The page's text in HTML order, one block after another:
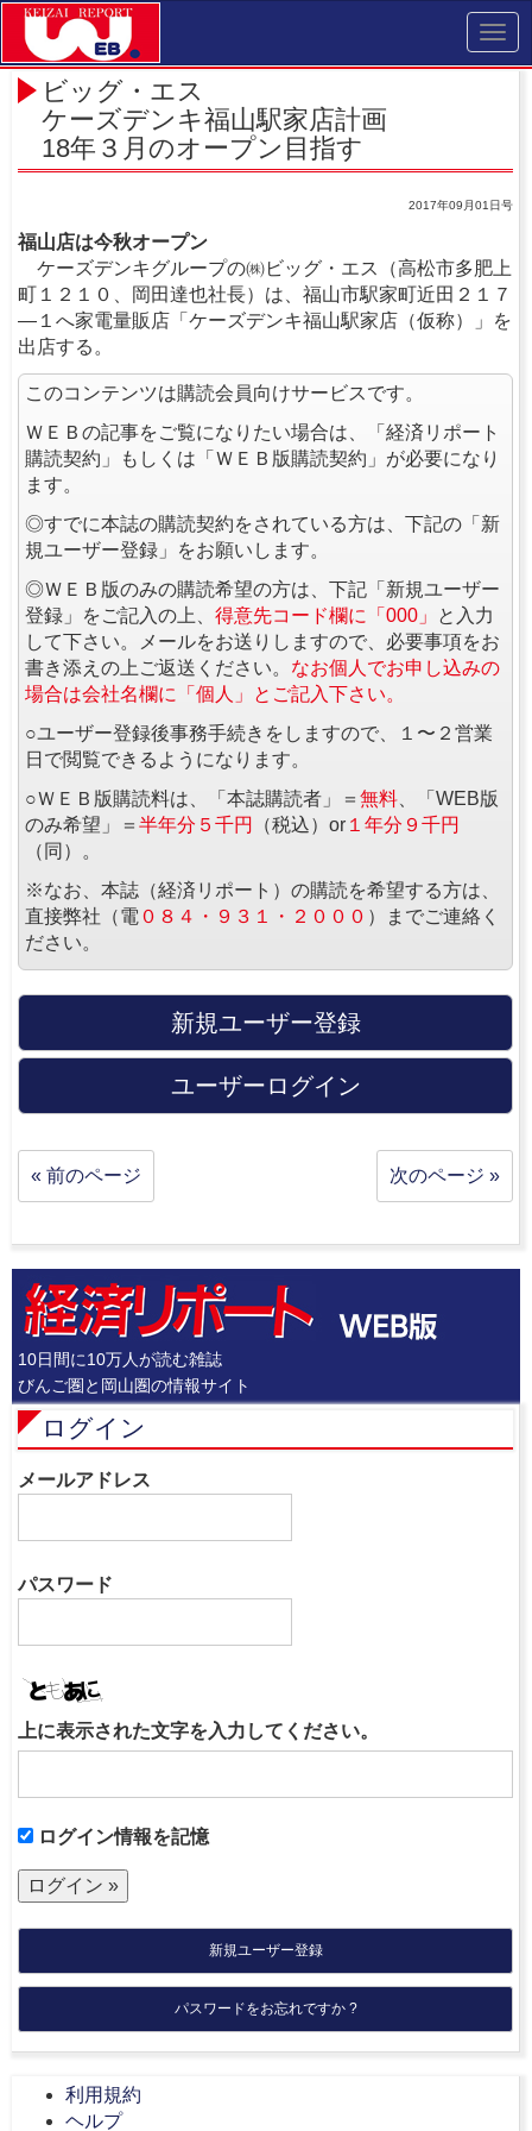
ビッグ・エス
ケーズデンキ福山駅家店計画
18年３月のオープン目指す
2017年09月01日号
福山店は今秋オープン
ケーズデンキグループの㈱ビッグ・エス（高松市多肥上
町１２１０、岡田達也社長）は、福山市駅家町近田２１７
―１へ家電量販店「ケーズデンキ福山駅家店（仮称）」を
出店する。
このコンテンツは購読会員向けサービスです。
ＷＥＢの記事をご覧になりたい場合は、「経済リポート
購読契約」もしくは「ＷＥＢ版購読契約」が必要になり
ます。
◎すでに本誌の購読契約をされている方は、下記の「新
規ユーザー登録」をお願いします。
◎ＷＥＢ版のみの購読希望の方は、下記「新規ユーザー
登録」をご記入の上、 得意先コード欄に「000」
と入力
して下さい。メールをお送りしますので、必要事項をお
書き添えの上ご返送ください。 なお個人でお申し込みの
場合は会社名欄に「個人」とご記入下さい。
○ユーザー登録後事務手続きをしますので、１〜２営業
日で閲覧できるようになります。
○ＷＥＢ版購読料は、「本誌購読者」＝ 無料 、「WEB版
のみ希望」＝ 半年分５千円 （税込）or １年分９千円
（同）。
※なお、本誌（経済リポート）の購読を希望する方は、
直接弊社（電 ０８４・９３１・２０００ ）までご連絡く
ださい。
新規ユーザー登録
ユーザーログイン
« 前のページ 次のページ »
10日間に10万人が読む雑誌
びんご圏と岡山圏の情報サイト
ログイン
メールアドレス
パスワード
上に表示された文字を入力してください。
ログイン情報を記憶
新規ユーザー登録
パスワードをお忘れですか ?
利用規約
ヘルプ